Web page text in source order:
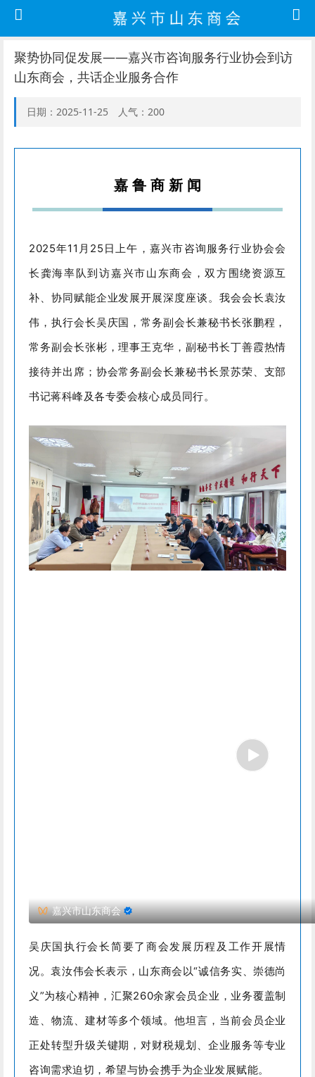
聚势协同促发展——嘉兴市咨询服务行业协会到访
山东商会，共话企业服务合作
日期：2025-11-25 人气：200
嘉 鲁 商 新 闻
2025年11月25日上午，嘉兴市咨询服务行业协会会
长龚海率队到访嘉兴市山东商会，双方围绕资源互
补、协同赋能企业发展开展深度座谈。我会会长袁汝
伟，执行会长吴庆国，常务副会长兼秘书长张鹏程，
常务副会长张彬，理事王克华，副秘书长丁善霞热情
接待并出席；协会常务副会长兼秘书长景苏荣、支部
书记蒋科峰及各专委会核心成员同行。
嘉兴市山东商会
吴庆国执行会长简要了商会发展历程及工作开展情
况。袁汝伟会长表示，山东商会以“诚信务实、崇德尚
义”为核心精神，汇聚260余家会员企业，业务覆盖制
造、物流、建材等多个领域。他坦言，当前会员企业
正处转型升级关键期，对财税规划、企业服务等专业
咨询需求迫切，希望与协会携手为企业发展赋能。